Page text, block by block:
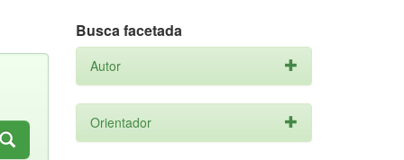
Busca facetada
Autor
Orientador